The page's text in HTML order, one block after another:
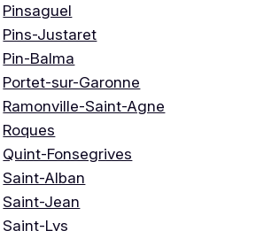
Pinsaguel
Pins-Justaret
Pin-Balma
Portet-sur-Garonne
Ramonville-Saint-Agne
Roques
Quint-Fonsegrives
Saint-Alban
Saint-Jean
Saint-Lys